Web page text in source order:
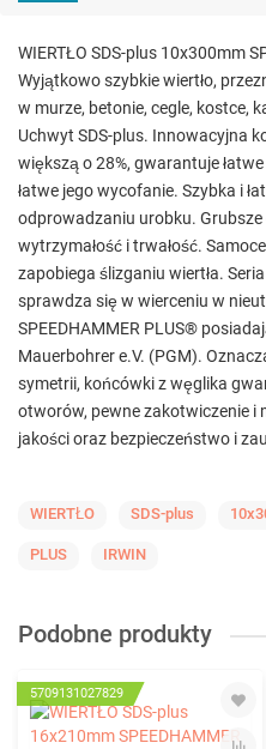
WIERTŁO SDS-plus 10x300mm
Wyjątkowo szybkie wiertło,
w murze, betonie, cegle, kostce,
Uchwyt SDS-plus. Innowacyjna
większą o 28%, gwarantuje
łatwe jego wycofanie. Szybka i
odprowadzaniu urobku.
wytrzymałość i trwałość.
zapobiega ślizganiu wiertła.
sprawdza się w wierceniu w
SPEEDHAMMER PLUS®
Mauerbohrer e.V. (PGM).
symetrii, końcówki z węglika
otworów, pewne zakotwiczenie i
jakości oraz bezpieczeństwo i
WIERTŁO SDS-plus
PLUS IRWIN
Podobne produkty
5709131027829